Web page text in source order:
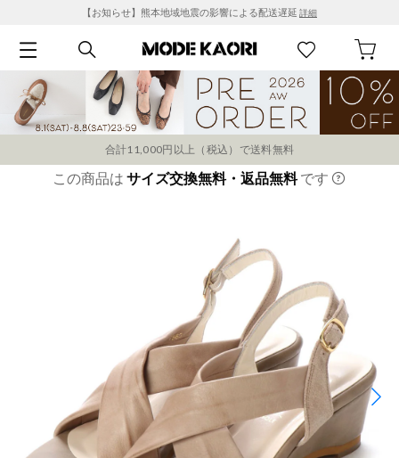
【お知らせ】熊本地域地震の影響による配送遅延 詳細
合計11,000円以上（税込）で送料無料
この商品は サイズ交換無料・返品無料です